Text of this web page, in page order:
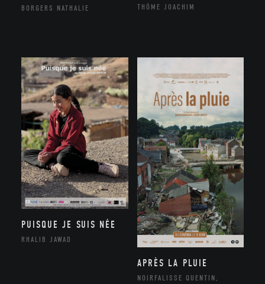
BORGERS NATHALIE THÔME JOACHIM
PUISQUE JE SUIS NÉE
RHALIB JAWAD
APRÈS LA PLUIE
NOIRFALISSE QUENTIN,